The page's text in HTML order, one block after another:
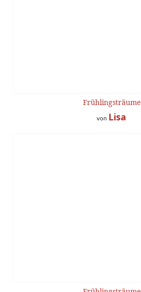
Frühlingsträume
von Lisa